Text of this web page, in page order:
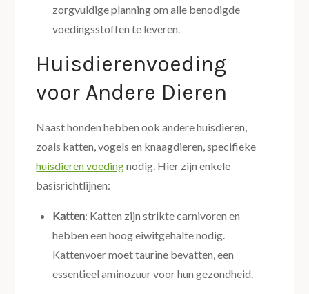
zorgvuldige planning om alle benodigde
voedingsstoffen te leveren.
Huisdierenvoeding
voor Andere Dieren
Naast honden hebben ook andere huisdieren,
zoals katten, vogels en knaagdieren, specifieke
huisdieren voedingnodig. Hier zijn enkele
basisrichtlijnen:
Katten: Katten zijn strikte carnivoren en
hebben een hoog eiwitgehalte nodig.
Kattenvoer moet taurine bevatten, een
essentieel aminozuur voor hun gezondheid.